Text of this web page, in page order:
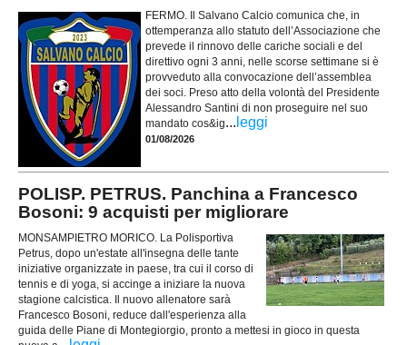
FERMO. Il Salvano Calcio comunica che, in
ottemperanza allo statuto dell’Associazione che
prevede il rinnovo delle cariche sociali e del
direttivo ogni 3 anni, nelle scorse settimane si è
provveduto alla convocazione dell’assemblea
dei soci. Preso atto della volontà del Presidente
Alessandro Santini di non proseguire nel suo
mandato cos&ig... leggi
01/08/2026
POLISP. PETRUS. Panchina a Francesco
Bosoni: 9 acquisti per migliorare
MONSAMPIETRO MORICO. La Polisportiva
Petrus, dopo un'estate all'insegna delle tante
iniziative organizzate in paese, tra cui il corso di
tennis e di yoga, si accinge a iniziare la nuova
stagione calcistica. Il nuovo allenatore sarà
Francesco Bosoni, reduce dall'esperienza alla
guida delle Piane di Montegiorgio, pronto a mettesi in gioco in questa